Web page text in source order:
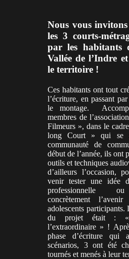
Nous vous
les 3 courts-
par les habitants
Vallée de l’Indre
le territoire !
Ces habitants ont tout
l’écriture, en passant
le montage.
membres de
Filmeurs », dans le
long Court » qui se
communauté de
début de l’année, ils ont
outils et techniques
d’ailleurs l’occasion,
venir tester une idée
professionnelle
concrètement
adolescents participants.
du projet était : «
l’extraordinaire » !
phase d’écriture
scénarios, 3 ont été
tournés et menés à leur